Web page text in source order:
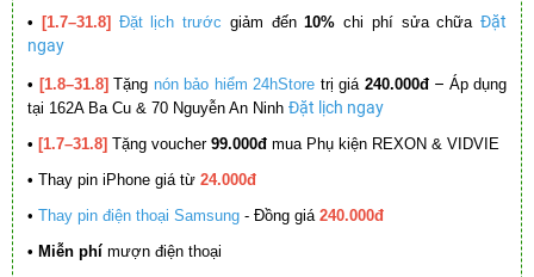
• [1.7–31.8] Đặt lịch trước giảm đến10% chi phí sửa chữa Đặt
ngay
• [1.8–31.8] Tặng nón bảo hiểm 24hStore trị giá 240.000đ – Áp dụng
tại 162A Ba Cu & 70 Nguyễn An Ninh Đặt lịch ngay
• [1.7–31.8] Tặng voucher 99.000đ mua Phụ kiện REXON & VIDVIE
• Thay pin iPhone giá từ 24.000đ
• Thay pin điện thoại Samsung - Đồng giá 240.000đ
• Miễn phí mượn điện thoại